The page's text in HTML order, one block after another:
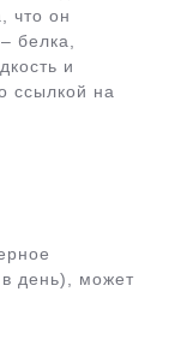
что он
белка,
и
ссылкой на
день), может